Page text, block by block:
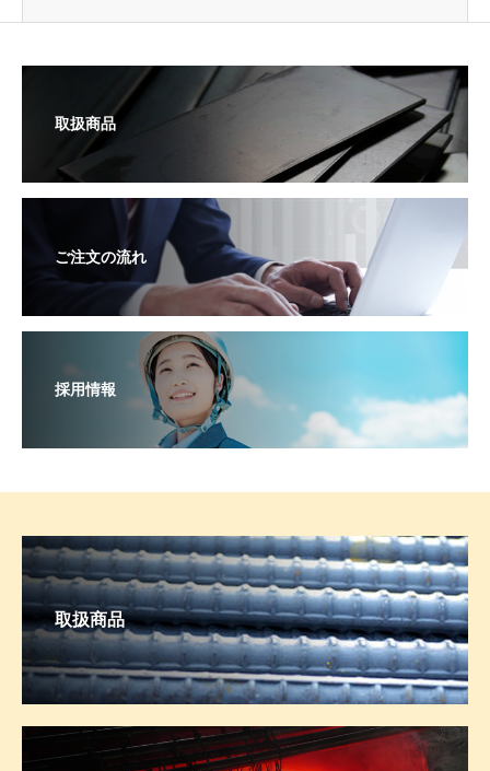
取扱商品
ご注文の流れ
採用情報
取扱商品